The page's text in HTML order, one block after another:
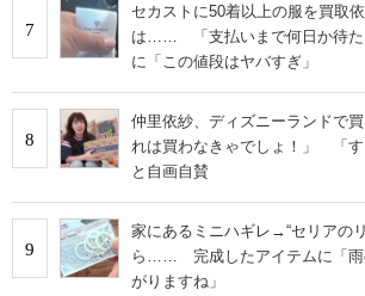
7
セカストに50着以上の服を買取
は…… 「支払いまで何日か待た
に「この値段はヤバすぎ」
8
仲里依紗、ディズニーランドで
れは買わなきゃでしょ！」 「す
と自画自賛
9
家にあるミニハギレ→“セリアの
ら…… 完成したアイテムに「雨
がりますね」